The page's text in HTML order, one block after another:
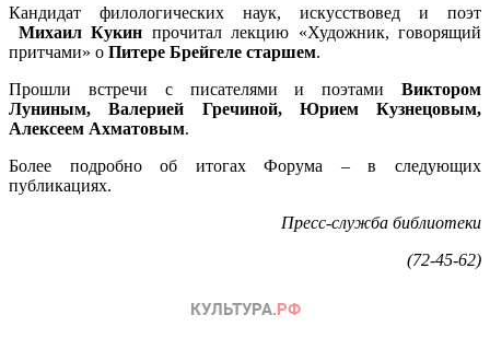
Кандидат филологических наук, искусствовед и поэт
Михаил Кукин прочитал лекцию «Художник, говорящий
притчами» о Питере Брейгеле старшем.
Прошли встречи с писателями и поэтами Виктором
Луниным, Валерией Гречиной, Юрием Кузнецовым,
Алексеем Ахматовым.
Более подробно об итогах Форума – в следующих
публикациях.
Пресс-служба библиотеки
(72-45-62)